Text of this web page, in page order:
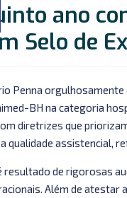
ano
Selo de
Penna orgulhosamente
BH na categoria
diretrizes que
qualidade assistencial,
resultado de rigorosas
Além de atestar